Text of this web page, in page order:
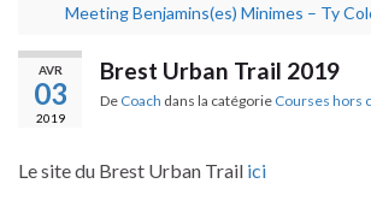
Meeting Benjamins(es) Minimes – Ty
AVR
03
2019
Brest Urban Trail 2019
De Coach dans la catégorie Courses hors
Le site du Brest Urban Trail ici